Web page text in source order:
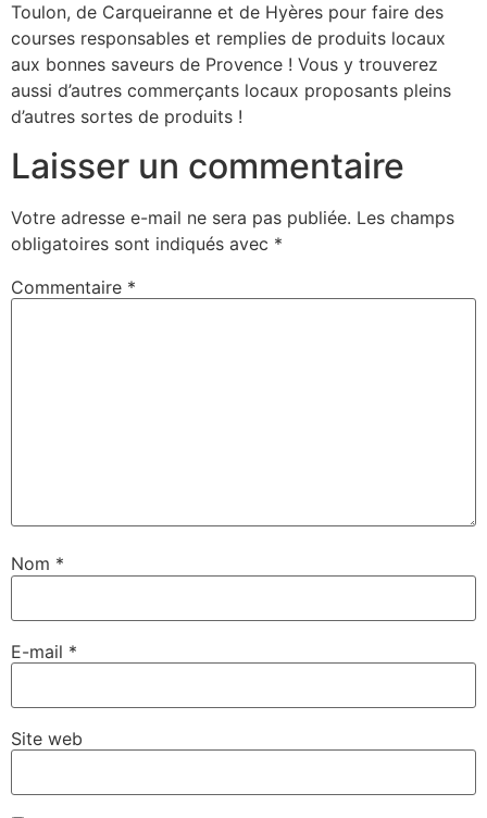
Toulon, de Carqueiranne et de Hyères pour faire des
courses responsables et remplies de produits locaux
aux bonnes saveurs de Provence ! Vous y trouverez
aussi d’autres commerçants locaux proposants pleins
d’autres sortes de produits !
Laisser un commentaire
Votre adresse e-mail ne sera pas publiée. Les champs
obligatoires sont indiqués avec *
Commentaire *
Nom *
E-mail *
Site web